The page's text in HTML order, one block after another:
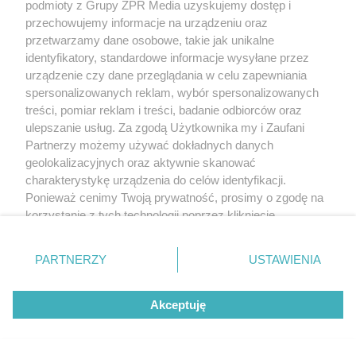
żoną bez większych ingerencji wpisać nasze
potrzeby w zastaną substancję oraz pozbyć się
wszelkich śladów poprzedniej działalności
dewelopera. Jedynym nowym elementem jest
struktura stalowej klatki schodowej, która oprócz
roli komunikacyjnej dzieli przestrzeń wysokiego
parteru na poszczególne funkcje bez
konieczności ich wydzielania przegrodami.
Stanowi ona zarazem formę rzeźbiarską
Prostota, światło, ograniczona ilość materiałów to
atrybuty wnętrza, w którym żyjemy. Na ścianach
powiesiliśmy dawne bramy garażowe bez
podmioty z Grupy ZPR Media uzyskujemy dostęp i
przechowujemy informacje na urządzeniu oraz
przetwarzamy dane osobowe, takie jak unikalne
identyfikatory, standardowe informacje wysyłane przez
urządzenie czy dane przeglądania w celu zapewniania
spersonalizowanych reklam, wybór spersonalizowanych
treści, pomiar reklam i treści, badanie odbiorców oraz
ulepszanie usług. Za zgodą Użytkownika my i Zaufani
Partnerzy możemy używać dokładnych danych
geolokalizacyjnych oraz aktywnie skanować
charakterystykę urządzenia do celów identyfikacji.
Ponieważ cenimy Twoją prywatność, prosimy o zgodę na
korzystanie z tych technologii poprzez kliknięcie
zmienić/wycofać klikając przycisk ustawień prywatności
znajdujący się w lewym dolnym rogu strony
rodzaje przetwarzania danych nie wymagają zgody
użytkownika, ale masz prawo sprzeciwić się takiemu
przetwarzaniu. Preferencje będą miały zastosowanie tylko
PARTNERZY USTAWIENIA
Akceptuję